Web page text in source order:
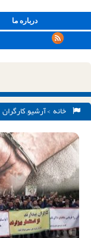
درباره ما
خانه >آرشیو,کارگران